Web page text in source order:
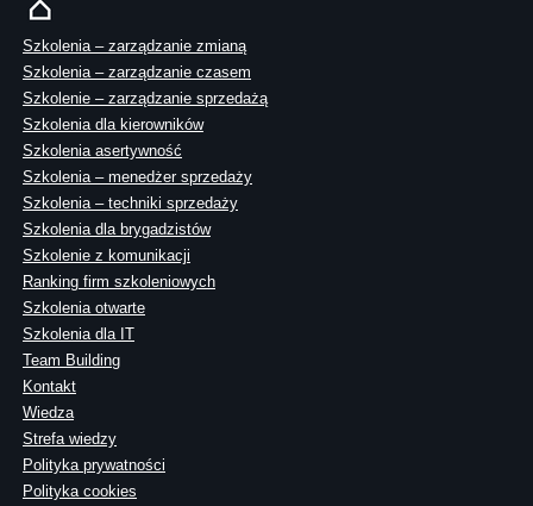
Szkolenia – zarządzanie zmianą
Szkolenia – zarządzanie czasem
Szkolenie – zarządzanie sprzedażą
Szkolenia dla kierowników
Szkolenia asertywność
Szkolenia – menedżer sprzedaży
Szkolenia – techniki sprzedaży
Szkolenia dla brygadzistów
Szkolenie z komunikacji
Ranking firm szkoleniowych
Szkolenia otwarte
Szkolenia dla IT
Team Building
Kontakt
Wiedza
Strefa wiedzy
Polityka prywatności
Polityka cookies